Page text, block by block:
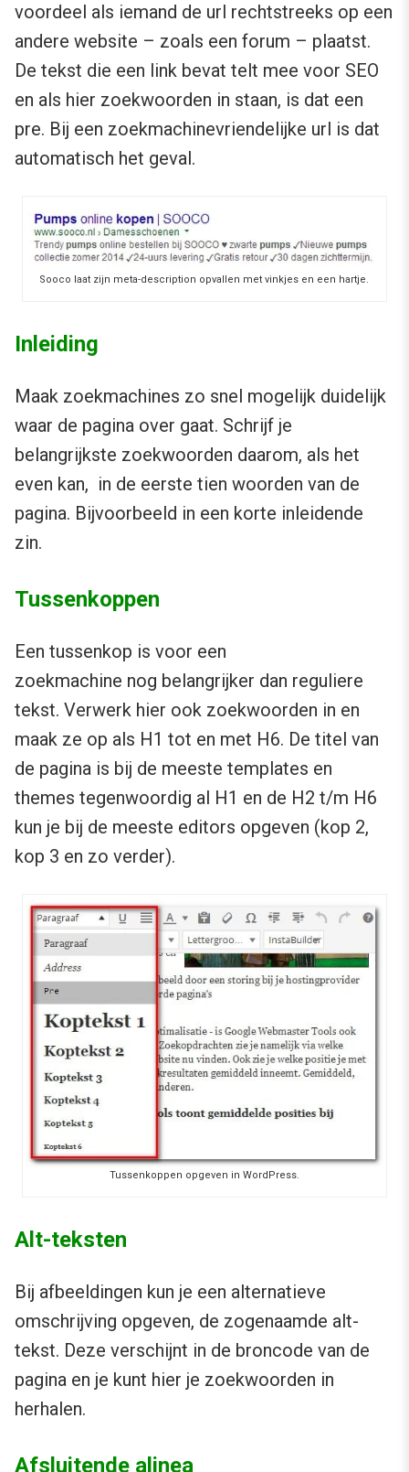
voordeel als iemand de url rechtstreeks op een
andere website – zoals een forum – plaatst.
De tekst die een link bevat telt mee voor SEO
en als hier zoekwoorden in staan, is dat een
pre. Bij een zoekmachinevriendelijke url is dat
automatisch het geval.
Sooco laat zijn meta-description opvallen met vinkjes en een hartje.
Inleiding
Maak zoekmachines zo snel mogelijk duidelijk
waar de pagina over gaat. Schrijf je
belangrijkste zoekwoorden daarom, als het
even kan, in de eerste tien woorden van de
pagina. Bijvoorbeeld in een korte inleidende
zin.
Tussenkoppen
Een tussenkop is voor een
zoekmachine nog belangrijker dan reguliere
tekst. Verwerk hier ook zoekwoorden in en
maak ze op als H1 tot en met H6. De titel van
de pagina is bij de meeste templates en
themes tegenwoordig al H1 en de H2 t/m H6
kun je bij de meeste editors opgeven (kop 2,
kop 3 en zo verder).
Tussenkoppen opgeven in WordPress.
Alt-teksten
Bij afbeeldingen kun je een alternatieve
omschrijving opgeven, de zogenaamde alt-
tekst. Deze verschijnt in de broncode van de
pagina en je kunt hier je zoekwoorden in
herhalen.
Afsluitende alinea